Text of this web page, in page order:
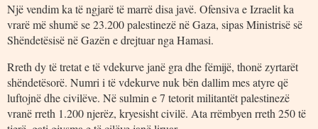
Një vendim ka të ngjarë të marrë disa javë. Ofensiva e Izraelit ka
vrarë më shumë se 23.200 palestinezë në Gaza, sipas Ministrisë së
Shëndetësisë në Gazën e drejtuar nga Hamasi.
Rreth dy të tretat e të vdekurve janë gra dhe fëmijë, thonë zyrtarët
shëndetësorë. Numri i të vdekurve nuk bën dallim mes atyre që
luftojnë dhe civilëve. Në sulmin e 7 tetorit militantët palestinezë
vranë rreth 1.200 njerëz, kryesisht civilë. Ata rrëmbyen rreth 250 të